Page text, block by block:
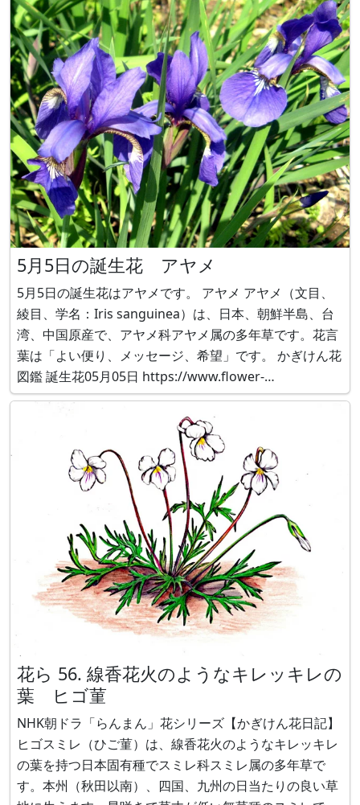
ラリア原産で、ガマ科ガマ属の水生多年草（宿根草）で
す。花言葉は「素直」で
5月5日の誕生花 アヤメ
5月5日の誕生花はアヤメです。 アヤメ アヤメ（文目、
綾目、学名：Iris sanguinea）は、日本、朝鮮半島、台
湾、中国原産で、アヤメ科アヤメ属の多年草です。花言
葉は「よい便り、メッセージ、希望」です。 かぎけん花
図鑑 誕生花05月05日 https://www.flower-
db.com/ja/blog/2020-05-05/1244
花ら 56. 線香花火のようなキレッキレの
葉 ヒゴ菫
NHK朝ドラ「らんまん」花シリーズ【かぎけん花日記】
ヒゴスミレ（ひご菫）は、線香花火のようなキレッキレ
の葉を持つ日本固有種でスミレ科スミレ属の多年草で
す。本州（秋田以南）、四国、九州の日当たりの良い草